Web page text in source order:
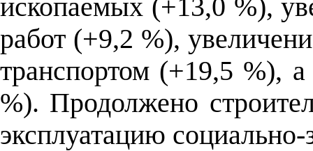
ископаемых (+13,0 %),
работ (+9,2 %),
транспортом (+19,5 %),
%). Продолжено
эксплуатацию